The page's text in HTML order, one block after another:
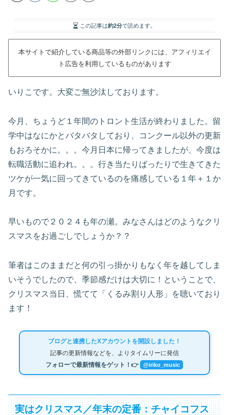
この記事は約2分で読めます。
本サイトで紹介している商品等の外部リンクには、アフィリエイ
ト広告を利用しているものがあります
いりこです。大変ご無沙汰しております。
今月、ちょうど１年間のトロント生活が終わりました。留
学中はなにかとバタバタしており、コンクール以外の更新
もおろそかに。。。今月日本に帰ってきましたが、今度は
転職活動に追われ。。。行き当たりばったりで生きてきた
ツケが一気に回ってきているのを痛感している１年＋１か
月です。
早いもので２０２４も年の瀬。みなさんはどのようなクリ
スマスをお過ごしでしょうか？？
筆者はこのままだと何の引っ掛かりもなく年を越してしま
いそうでしたので、季節感だけは大切に！ということで、
クリスマス当日、慌てて「くるみ割り人形」を聴いており
ます！
ブログと連携したXアカウントを開設しました！
記事の更新情報などを、よりタイムリーに発信
フォローで最新情報をゲット！👉
@iriko_music
実はクリスマス／年末の定番：チャイコフス